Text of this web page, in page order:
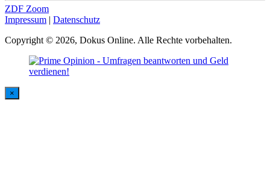
ZDF Zoom
Impressum | Datenschutz
Copyright © 2026, Dokus Online. Alle Rechte vorbehalten.
×